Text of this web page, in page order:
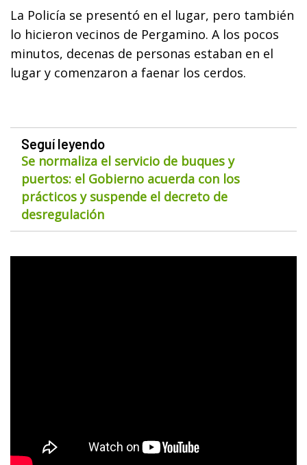
La Policía se presentó en el lugar, pero también
lo hicieron vecinos de Pergamino. A los pocos
minutos, decenas de personas estaban en el
lugar y comenzaron a faenar los cerdos.
Seguí leyendo
Se normaliza el servicio de buques y
puertos: el Gobierno acuerda con los
prácticos y suspende el decreto de
desregulación